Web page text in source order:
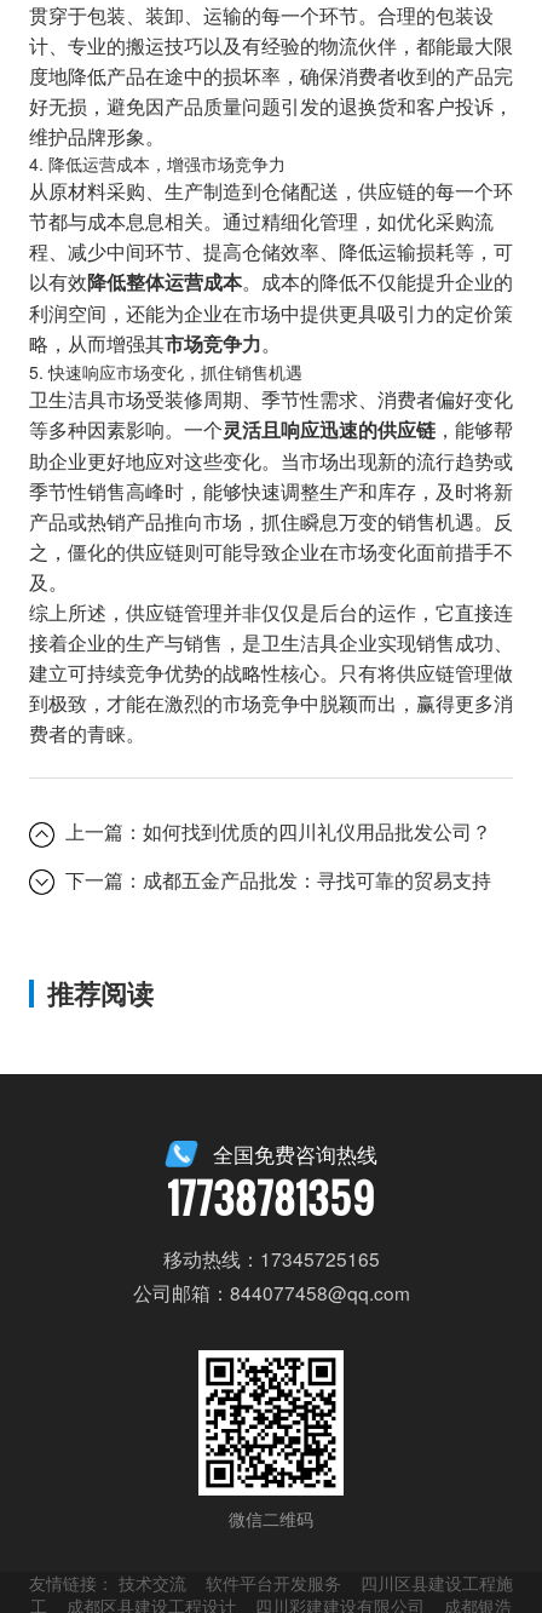
贯穿于包装、装卸、运输的每一个环节。合理的包装设
计、专业的搬运技巧以及有经验的物流伙伴，都能最大限
度地降低产品在途中的损坏率，确保消费者收到的产品完
好无损，避免因产品质量问题引发的退换货和客户投诉，
维护品牌形象。
4. 降低运营成本，增强市场竞争力
从原材料采购、生产制造到仓储配送，供应链的每一个环
节都与成本息息相关。通过精细化管理，如优化采购流
程、减少中间环节、提高仓储效率、降低运输损耗等，可
以有效降低整体运营成本。成本的降低不仅能提升企业的
利润空间，还能为企业在市场中提供更具吸引力的定价策
略，从而增强其市场竞争力。
5. 快速响应市场变化，抓住销售机遇
卫生洁具市场受装修周期、季节性需求、消费者偏好变化
等多种因素影响。一个灵活且响应迅速的供应链，能够帮
助企业更好地应对这些变化。当市场出现新的流行趋势或
季节性销售高峰时，能够快速调整生产和库存，及时将新
产品或热销产品推向市场，抓住瞬息万变的销售机遇。反
之，僵化的供应链则可能导致企业在市场变化面前措手不
及。
综上所述，供应链管理并非仅仅是后台的运作，它直接连
接着企业的生产与销售，是卫生洁具企业实现销售成功、
建立可持续竞争优势的战略性核心。只有将供应链管理做
到极致，才能在激烈的市场竞争中脱颖而出，赢得更多消
费者的青睐。
上一篇：如何找到优质的四川礼仪用品批发公司？
下一篇： 成都五金产品批发：寻找可靠的贸易支持
推荐阅读
全国免费咨询热线
17738781359
移动热线：17345725165
公司邮箱：844077458@qq.com
微信二维码
友情链接：技术交流 软件平台开发服务
四川区县建设工程施
工
成都区县建设工程设计 四川彩建建设有限公司 成都银浩